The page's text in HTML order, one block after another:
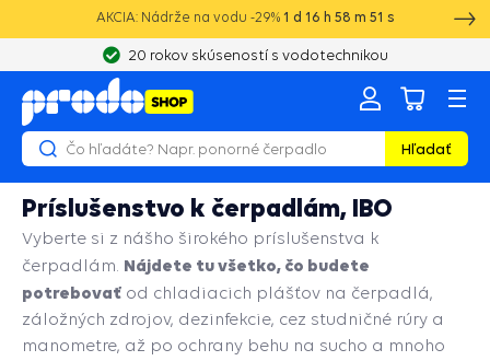
AKCIA: Nádrže na vodu -29% 1 d 16 h 58 m 50 s
20 rokov skúseností s vodotechnikou
Hľadať
Príslušenstvo k čerpadlám, IBO
Vyberte si z nášho širokého príslušenstva k
čerpadlám. Nájdete tu všetko, čo budete
potrebovať od chladiacich plášťov na čerpadlá,
záložných zdrojov, dezinfekcie, cez studničné rúry a
manometre, až po ochrany behu na sucho a mnoho